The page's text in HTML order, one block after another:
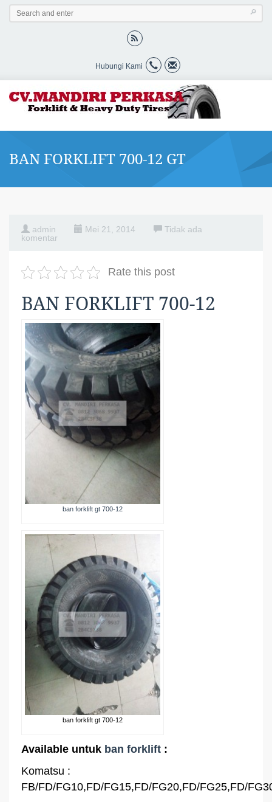
Hubungi Kami
BAN FORKLIFT 700-12 GT
admin Mei 21, 2014
Tidak ada
komentar
Rate this post
BAN FORKLIFT 700-12
ban forklift gt 700-12
ban forklift gt 700-12
Available untuk ban forklift :
Komatsu :
FB/FD/FG10,FD/FG15,FD/FG20,FD/FG25,FD/